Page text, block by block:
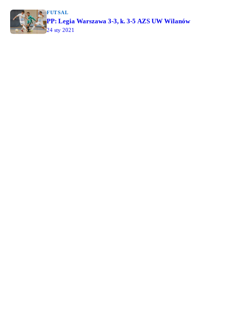
FUTSAL
PP: Legia Warszawa 3-3, k. 3-5 AZS UW Wilanów
24 sty 2021